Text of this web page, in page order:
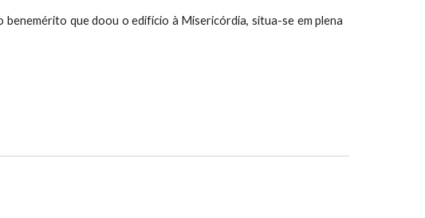
que doou o edifício à Misericórdia, situa-se em plena